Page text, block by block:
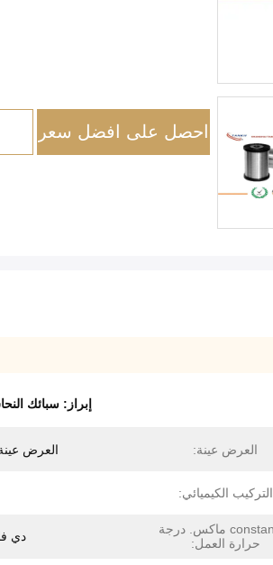
احصل على افضل سعر
إبراز: سبائك
العرض عينة: العرض
التركيب الكيميائي:
constantan ماكس. درجة
حرارة العمل:
دي